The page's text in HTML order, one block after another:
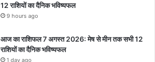
12 राशियों का दैनिक भविष्यफल
9 hours ago
आज का राशिफल 7 अगस्त 2026: मेष से मीन तक सभी 12
राशियों का दैनिक भविष्यफल
1 day ago